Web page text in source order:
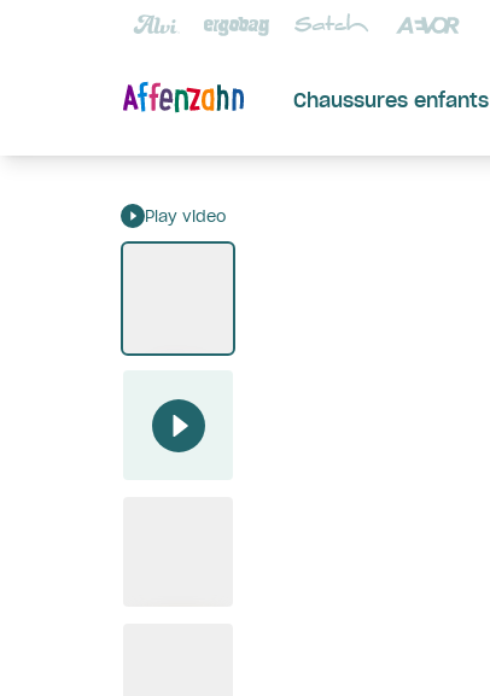
Chaussures enfants
Play video